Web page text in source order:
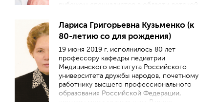
рубежом специалистов в области детской
лектор, посвятивший более 50 лет
развитию и осуществлению практической,
образовательной и научно-
исследовательской деятельности в области
здравоохранения.
Лариса Григорьевна Кузьменко (к
80-летию со для рождения)
19 июня 2019 г. исполнилось 80 лет
профессору кафедры педиатрии
Медицинского института Российского
университета дружбы народов, почетному
работнику высшего профессионального
образования Российской Федерации,
доктору медицинских наук Ларисе